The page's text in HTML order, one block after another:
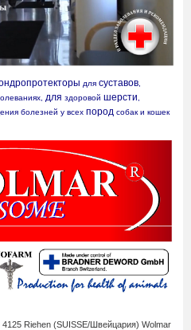
для суставов
для здоровой шерсти
болезней у всех пород собак и кошек
4125 Riehen (SUISSE/Швейцария) Wolmar